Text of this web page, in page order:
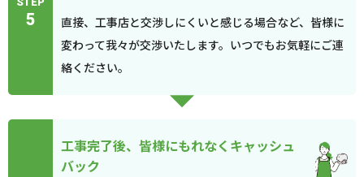
5
直接、工事店と交渉しにくいと感じる場合など、皆様に
変わって我々が交渉いたします。いつでもお気軽にご連
絡ください。
工事完了後、皆様にもれなくキャッシュ
バック